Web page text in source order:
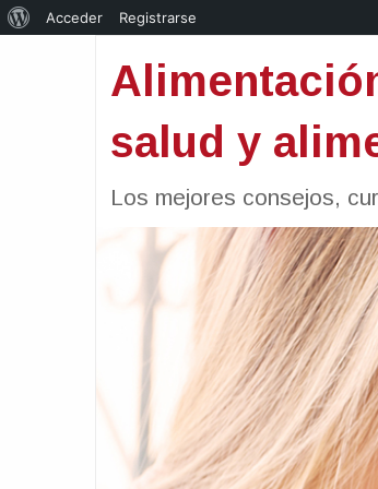
salud y
Los mejores consejos,
Acerca
Acceder
Registrarse